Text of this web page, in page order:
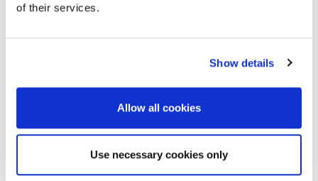
of their services.
Show details
Allow all cookies
Use necessary cookies only
PRAZO DE VALIDADE A PARTIR DA DATA DE
5 anos1